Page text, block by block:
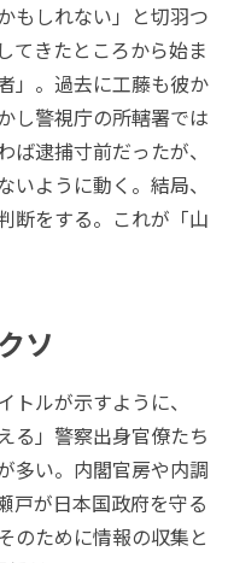
もしれない」と切羽つ
てきたところから始ま
」。過去に工藤も彼か
し警視庁の所轄署では
逮捕寸前だったが、
ように動く。結局、
断をする。これが「山
ソ
ルが示すように、
る」警察出身官僚たち
多い。内閣官房や内調
戸が日本国政府を守る
のために情報の収集と